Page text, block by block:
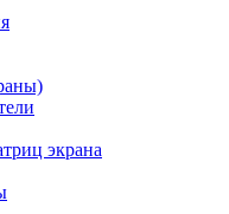
экрана